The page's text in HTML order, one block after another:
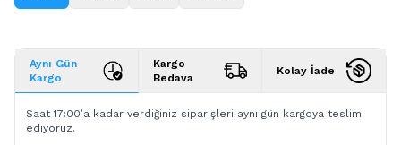
Aynı Gün
Kargo
Kargo
Bedava
Kolay İade
Saat 17:00’a kadar verdiğiniz siparişleri aynı gün kargoya teslim
ediyoruz.